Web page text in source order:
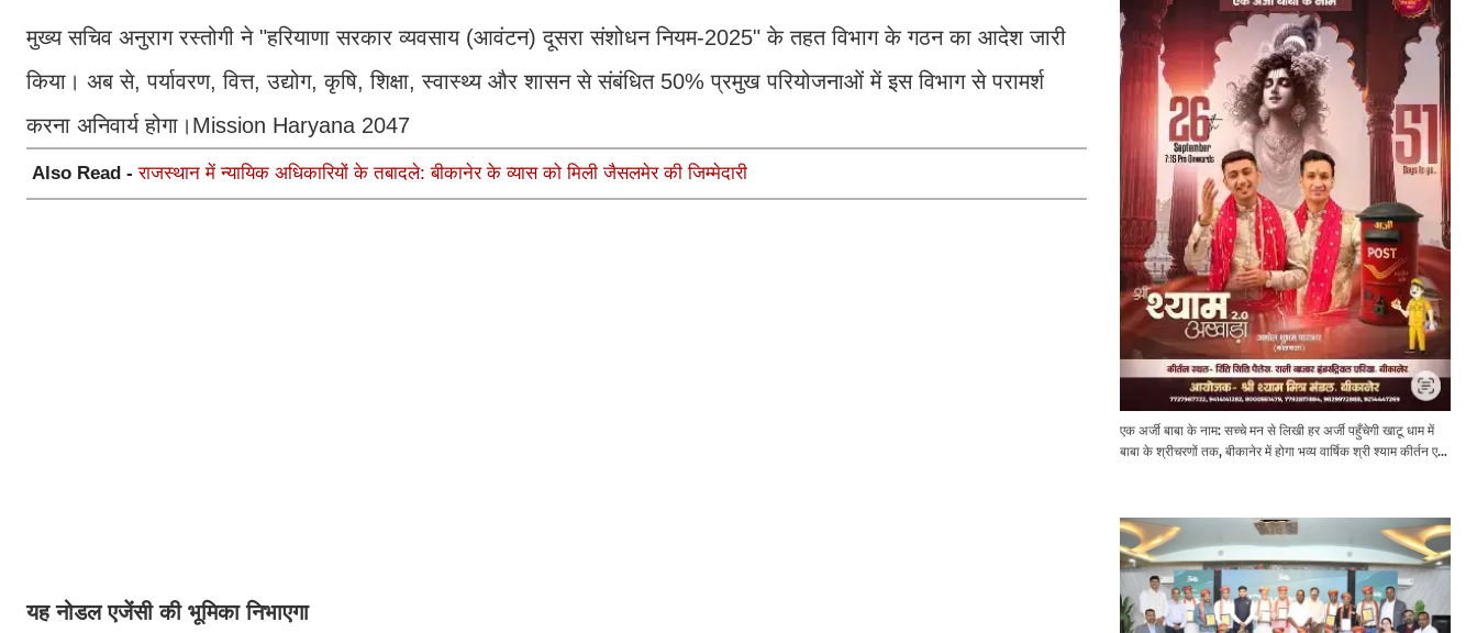
मुख्य सचिव अनुराग रस्तोगी ने "हरियाणा सरकार व्यवसाय (आवंटन) दूसरा संशोधन नियम-2025" के तहत विभाग के गठन का आदेश जारी
किया। अब से, पर्यावरण, वित्त, उद्योग, कृषि, शिक्षा, स्वास्थ्य और शासन से संबंधित 50% प्रमुख परियोजनाओं में इस विभाग से परामर्श
करना अनिवार्य होगा।Mission Haryana 2047
Also Read -राजस्थान में न्यायिक अधिकारियों के तबादले: बीकानेर के व्यास को मिली जैसलमेर की जिम्मेदारी
यह नोडल एजेंसी की भूमिका निभाएगा
एक अर्जी बाबा के नाम: सच्चे मन से लिखी हर अर्जी पहुँचेगी खाटू धाम में
बाबा के श्रीचरणों तक, बीकानेर में होगा भव्य वार्षिक श्री श्याम कीर्तन एवं